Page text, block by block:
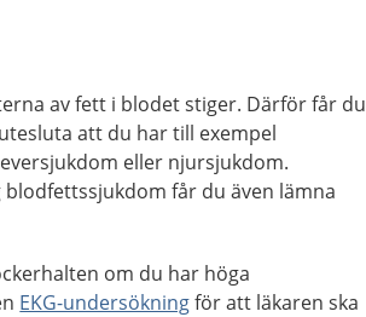
av fett i blodet stiger. Därför får du
att du har till exempel
eller njursjukdom.
får du även lämna
om du har höga
EKG-undersökningför att läkaren ska